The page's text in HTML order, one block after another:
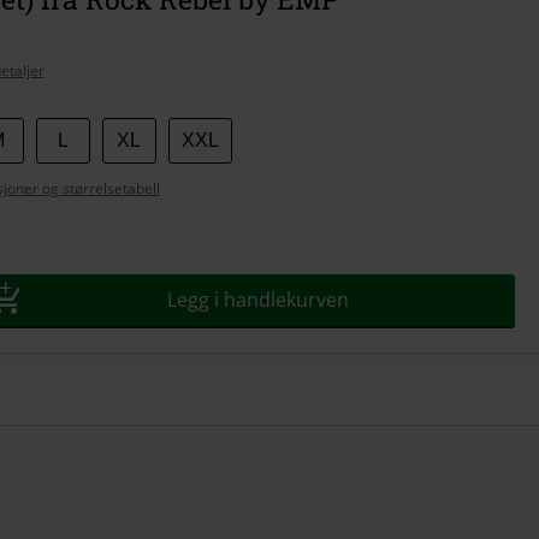
XL XXL
og størrelsetabell
Legg i handlekurven